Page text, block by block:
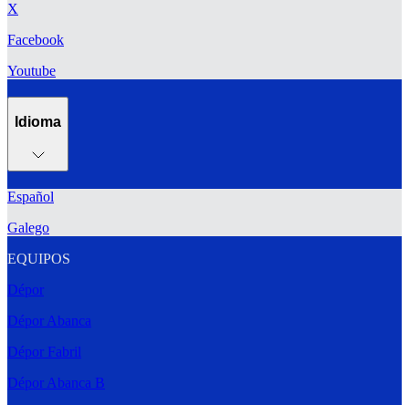
X
Facebook
Youtube
Idioma
Español
Galego
EQUIPOS
Dépor
Dépor Abanca
Dépor Fabril
Dépor Abanca B